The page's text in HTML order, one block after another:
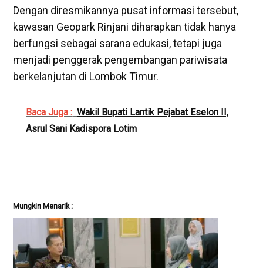
‎Dengan diresmikannya pusat informasi tersebut,
kawasan Geopark Rinjani diharapkan tidak hanya
berfungsi sebagai sarana edukasi, tetapi juga
menjadi penggerak pengembangan pariwisata
berkelanjutan di Lombok Timur.
Baca Juga : Wakil Bupati Lantik Pejabat Eselon II,
Asrul Sani Kadispora Lotim
Mungkin Menarik :